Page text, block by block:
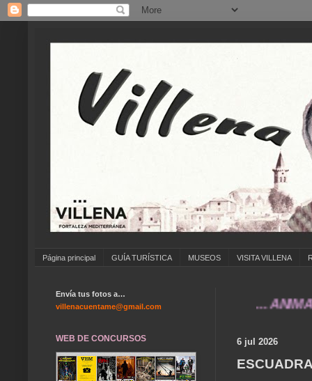
Página principal GUÍA TURÍSTICA MUSEOS VISITA VILLENA
... ANÍMATE A
6 jul 2026
Envía tus fotos a…
villenacuentame@gmail.com
WEB DE CONCURSOS